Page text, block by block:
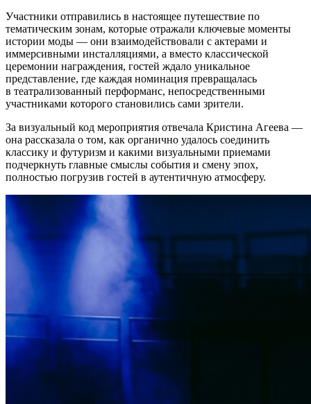
Участники отправились в настоящее путешествие по
тематическим зонам, которые отражали ключевые моменты
истории моды — они взаимодействовали с актерами и
иммерсивными инсталляциями, а вместо классической
церемонии награждения, гостей ждало уникальное
представление, где каждая номинация превращалась
в театрализованный перформанс, непосредственными
участниками которого становились сами зрители.
За визуальный код мероприятия отвечала Кристина Агеева —
она рассказала о том, как органично удалось соединить
классику и футуризм и какими визуальными приемами
подчеркнуть главные смыслы события и смену эпох,
полностью погрузив гостей в аутентичную атмосферу.